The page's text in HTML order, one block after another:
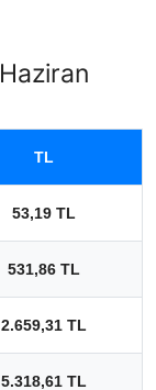
TL
53,19 TL
531,86 TL
2.659,31 TL
5.318,61 TL